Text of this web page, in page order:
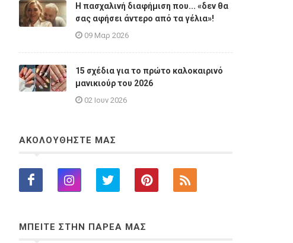
Η πασχαλινή διαφήμιση που... «δεν θα
σας αφήσει άντερο από τα γέλια»!
09 Μαρ 2026
15 σχέδια για το πρώτο καλοκαιρινό
μανικιούρ του 2026
02 Ιουν 2026
ΑΚΟΛΟΥΘΗΣΤΕ ΜΑΣ
ΜΠΕΙΤΕ ΣΤΗΝ ΠΑΡΕΑ ΜΑΣ